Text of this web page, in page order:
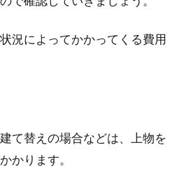
の照明で後悔しないために！照
ートを契約したいけど保証人が
況によってかかってくる費用
て替えの場合などは、上物を
かります。